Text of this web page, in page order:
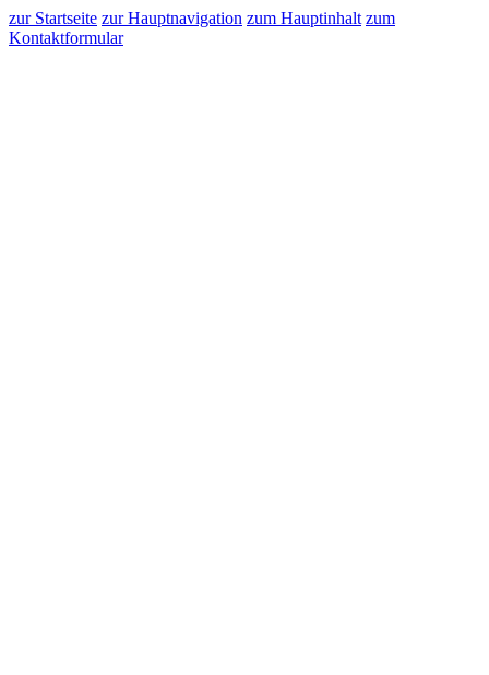
zur Startseite zur Hauptnavigation zum Hauptinhalt zum
Kontaktformular